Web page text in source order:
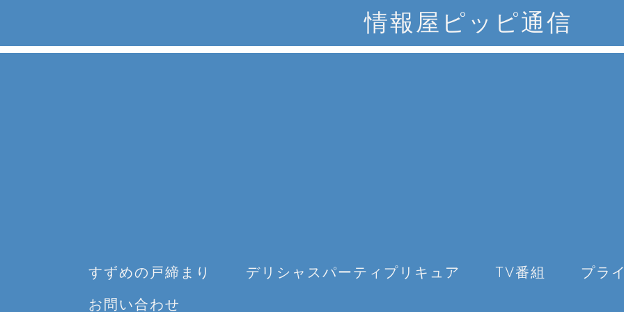
情報屋ピッピ通信
すずめの戸締まり デリシャスパーティプリキュア TV番組
プラ
お問い合わせ